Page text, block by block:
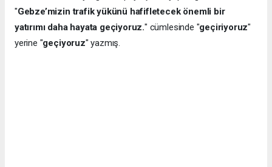
"Gebze’mizin trafik yükünü hafifletecek önemli bir
yatırımı daha hayata geçiyoruz." cümlesinde "geçiriyoruz"
yerine "geçiyoruz" yazmış.